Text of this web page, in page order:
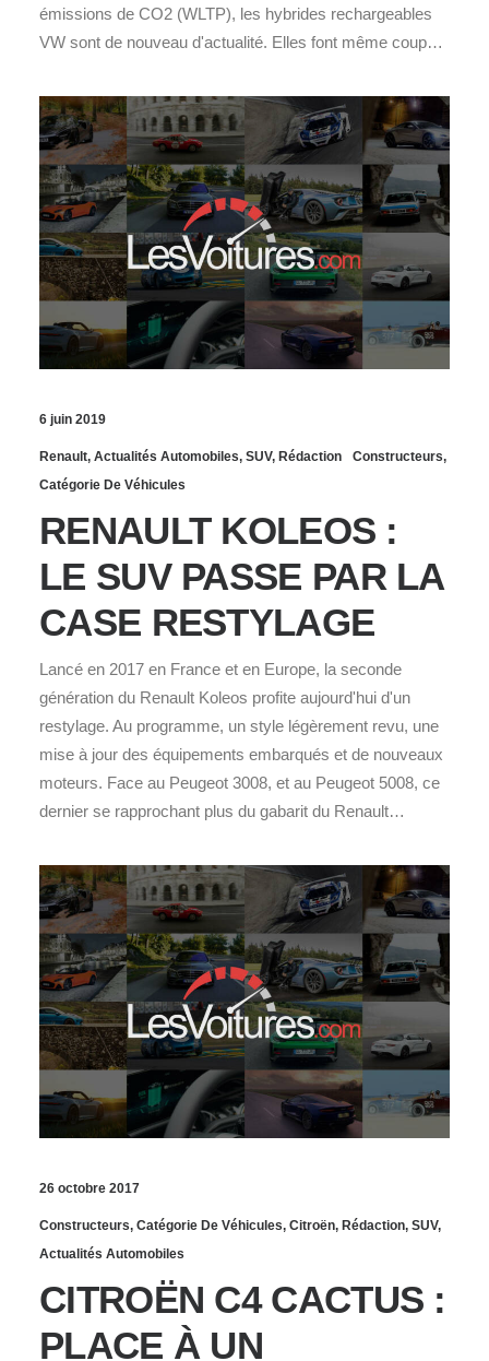
émissions de CO2 (WLTP), les hybrides rechargeables
VW sont de nouveau d'actualité. Elles font même coup…
6 juin 2019
Renault, Actualités Automobiles, SUV, Rédaction Constructeurs,
Catégorie De Véhicules
RENAULT KOLEOS :
LE SUV PASSE PAR LA
CASE RESTYLAGE
Lancé en 2017 en France et en Europe, la seconde
génération du Renault Koleos profite aujourd'hui d'un
restylage. Au programme, un style légèrement revu, une
mise à jour des équipements embarqués et de nouveaux
moteurs. Face au Peugeot 3008, et au Peugeot 5008, ce
dernier se rapprochant plus du gabarit du Renault…
26 octobre 2017
Constructeurs, Catégorie De Véhicules, Citroën, Rédaction, SUV,
Actualités Automobiles
CITROËN C4 CACTUS :
PLACE À UN